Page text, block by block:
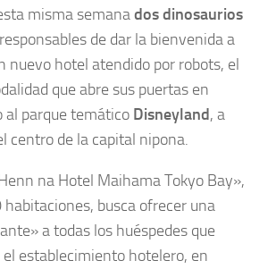
misma semanados dinosaurios
de dar la bienvenida a
nuevo hotel atendido por robots, el
que abre sus puertas en
al parque temático Disneyland, a
centro de la capital nipona.
na Hotel Maihama Tokyo Bay»,
habitaciones, busca ofrecer una
a todas los huéspedes que
establecimiento hotelero, en